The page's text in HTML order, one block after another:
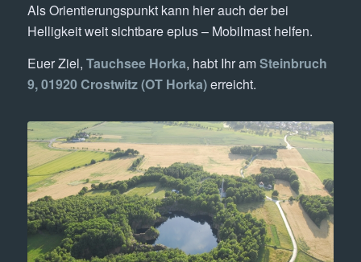
Als Orientierungspunkt kann hier auch der bei
Helligkeit weit sichtbare eplus – Mobilmast helfen.
Euer Ziel, Tauchsee Horka, habt Ihr amSteinbruch
9, 01920 Crostwitz (OT Horka)erreicht.